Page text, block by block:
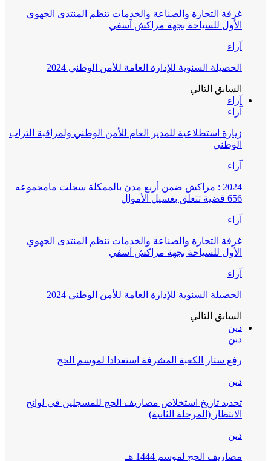
غرفة التجارة والصناعة والخدمات تنظم المنتدى الجهوي
الأول للسياحة بجهة مراكش آسفي
آراء
الحصيلة السنوية للإدارة العامة للأمن الوطني 2024
السابق التالي
آراء
آراء
زيارة استطلاعية للمدير العام للأمن الوطني ولمراقبة التراب
الوطني
آراء
2024 : مراكش ضمن أربع مدن بالممكلة سجلت مامجموعه
656 قضية تتعلق بغسيل الأموال
آراء
غرفة التجارة والصناعة والخدمات تنظم المنتدى الجهوي
الأول للسياحة بجهة مراكش آسفي
آراء
الحصيلة السنوية للإدارة العامة للأمن الوطني 2024
السابق التالي
دين
دين
رفع ستار الكعبة المشرفة استعدادا لموسم الحج
دين
تحديد تاريخ استخلاص مصاريف الحج للمسجلين في لوائح
الانتظار (المرحلة الثانية)
دين
مصاريف الحج لموسم 1444 هـ